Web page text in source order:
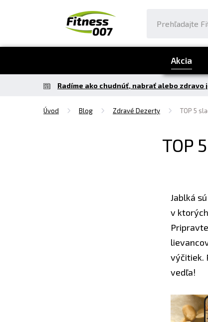
Akcia
Radíme ako chudnúť, nabrať alebo zdravo
Úvod Blog Zdravé Dezerty TOP 5
TOP
Jablká
v
výčitiek.
vedľa!